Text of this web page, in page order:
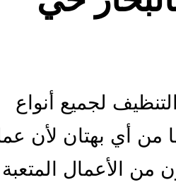
لجميع أنواع
من أي بهتان لأن
من الأعمال المتعبة